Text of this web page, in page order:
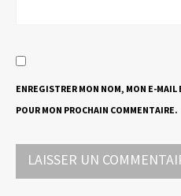
ENREGISTRER MON NOM, MON E-
POUR MON PROCHAIN COMMENTAIRE.